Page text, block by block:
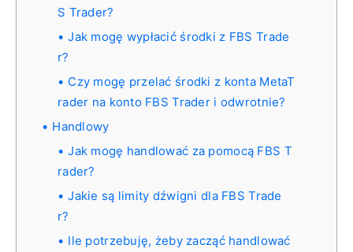
S Trader?
Jak mogę wypłacić środki z FBS Trade
r?
Czy mogę przelać środki z konta MetaT
rader na konto FBS Trader i odwrotnie?
Handlowy
Jak mogę handlować za pomocą FBS T
rader?
Jakie są limity dźwigni dla FBS Trade
r?
Ile potrzebuję, żeby zacząć handlować